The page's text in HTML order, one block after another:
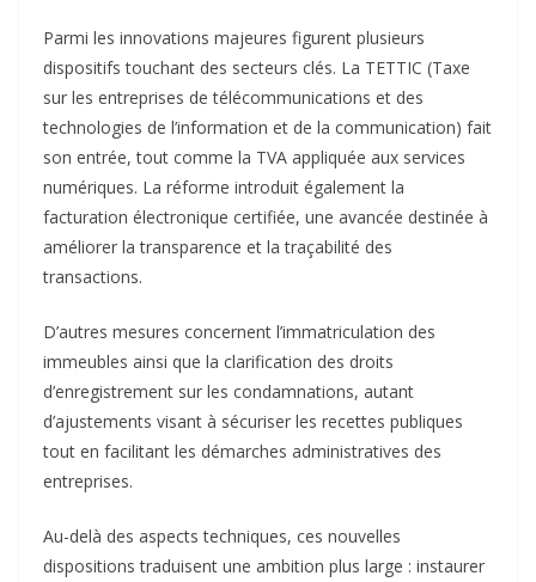
Parmi les innovations majeures figurent plusieurs
dispositifs touchant des secteurs clés. La TETTIC (Taxe
sur les entreprises de télécommunications et des
technologies de l’information et de la communication) fait
son entrée, tout comme la TVA appliquée aux services
numériques. La réforme introduit également la
facturation électronique certifiée, une avancée destinée à
améliorer la transparence et la traçabilité des
transactions.
D’autres mesures concernent l’immatriculation des
immeubles ainsi que la clarification des droits
d’enregistrement sur les condamnations, autant
d’ajustements visant à sécuriser les recettes publiques
tout en facilitant les démarches administratives des
entreprises.
Au-delà des aspects techniques, ces nouvelles
dispositions traduisent une ambition plus large : instaurer